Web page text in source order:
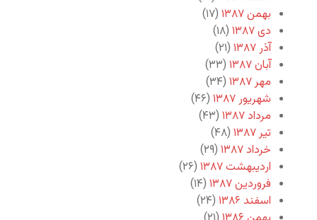
بهمن ۱۳۸۷
(۱۷)
دی ۱۳۸۷
(۱۸)
آذر ۱۳۸۷
(۲۱)
آبان ۱۳۸۷
(۳۳)
مهر ۱۳۸۷
(۳۴)
شهریور ۱۳۸۷
(۴۶)
مرداد ۱۳۸۷
(۴۳)
تیر ۱۳۸۷
(۴۸)
خرداد ۱۳۸۷
(۲۹)
اردیبهشت ۱۳۸۷
(۲۶)
فروردین ۱۳۸۷
(۱۴)
اسفند ۱۳۸۶
(۲۴)